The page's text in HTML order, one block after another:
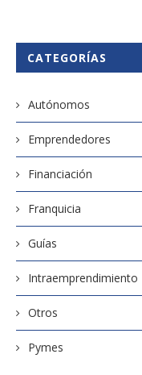
CATEGORÍAS
Autónomos
Emprendedores
Financiación
Franquicia
Guías
Intraemprendimiento
Otros
Pymes